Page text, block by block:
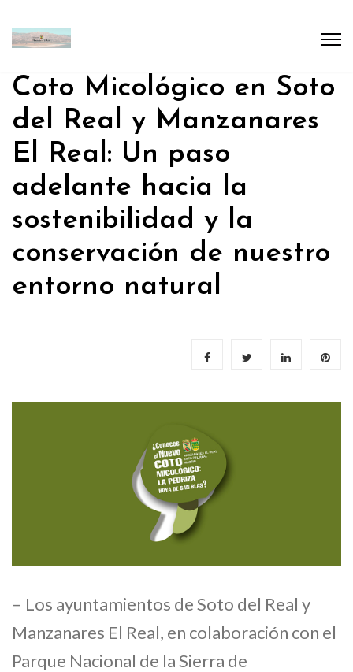
Coto Micológico en Soto
del Real y Manzanares
El Real: Un paso
adelante hacia la
sostenibilidad y la
conservación de nuestro
entorno natural
– Los ayuntamientos de Soto del Real y
Manzanares El Real, en colaboración con el
Parque Nacional de la Sierra de